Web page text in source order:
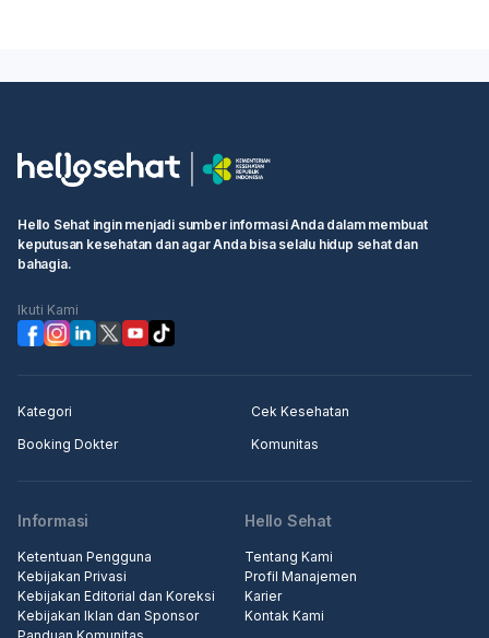
Hello Sehat ingin menjadi sumber informasi Anda dalam membuat
keputusan kesehatan dan agar Anda bisa selalu hidup sehat dan
bahagia.
Ikuti Kami
Kategori
Cek Kesehatan
Booking Dokter
Komunitas
Informasi
Ketentuan Pengguna
Kebijakan Privasi
Kebijakan Editorial dan Koreksi
Kebijakan Iklan dan Sponsor
Hello Sehat
Tentang Kami
Profil Manajemen
Karier
Kontak Kami